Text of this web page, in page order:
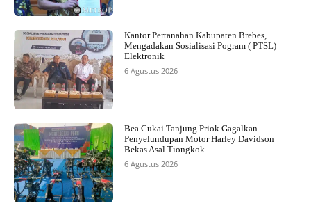
Kantor Pertanahan Kabupaten Brebes,
Mengadakan Sosialisasi Pogram ( PTSL)
Elektronik
6 Agustus 2026
Bea Cukai Tanjung Priok Gagalkan
Penyelundupan Motor Harley Davidson
Bekas Asal Tiongkok
6 Agustus 2026